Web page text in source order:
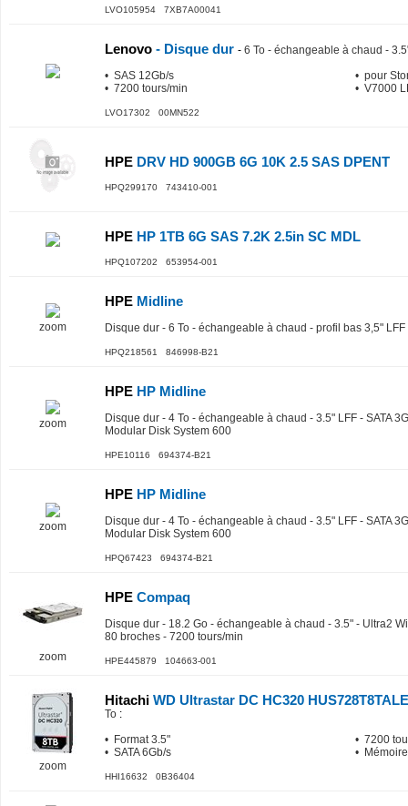
LVO105954 7XB7A00041
Lenovo - Disque dur - 6 To - échangeable à chaud -
• SAS 12Gb/s
• 7200 tours/min
• pour
• V7000
LVO17302 00MN522
HPE DRV HD 900GB 6G 10K 2.5 SAS DPENT
HPQ299170 743410-001
HPE HP 1TB 6G SAS 7.2K 2.5in SC MDL
HPQ107202 653954-001
zoom
HPE Midline
Disque dur - 6 To - échangeable à chaud - profil bas 3,5"
HPQ218561 846998-B21
zoom
HPE HP Midline
Disque dur - 4 To - échangeable à chaud - 3.5" LFF - SATA
Modular Disk System 600
HPE10116 694374-B21
zoom
HPE HP Midline
Disque dur - 4 To - échangeable à chaud - 3.5" LFF - SATA
Modular Disk System 600
HPQ67423 694374-B21
zoom
HPE Compaq
Disque dur - 18.2 Go - échangeable à chaud - 3.5" - Ultra2
80 broches - 7200 tours/min
HPE445879 104663-001
zoom
Hitachi WD Ultrastar DC HC320
To :
• Format 3.5"
• SATA 6Gb/s
• 7200
•
HHI16632 0B36404